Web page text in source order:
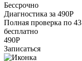
Бессрочно
Диагностика за 490Р
Полная проверка по
бесплатно
490Р
Записаться